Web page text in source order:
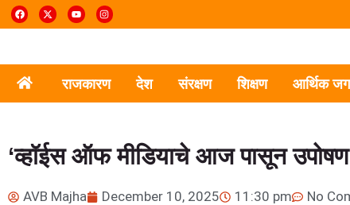
राजकारण देश संरक्षण शिक्षण आर्थिक जग
‘व्हॉईस ऑफ मीडियाचे आज पासून उपोषण
AVB Majha December 10, 2025 11:30 pm No